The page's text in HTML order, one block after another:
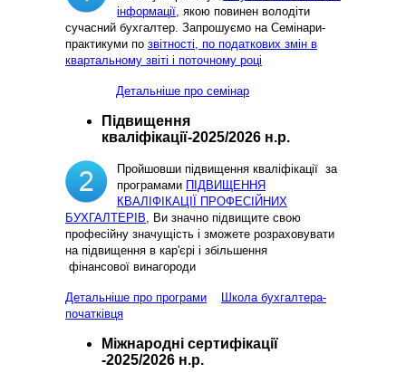
інформації, якою повинен володіти
сучасний бухгалтер. Запрошуємо на Семінари-
практикуми по звітності, по податкових змін в
квартальному звіті і поточному році
Детальніше про семінар
Підвищення
кваліфікації-2025/2026 н.р.
Пройшовши підвищення кваліфікації за
програмами ПІДВИЩЕННЯ
КВАЛІФІКАЦІЇ ПРОФЕСІЙНИХ
БУХГАЛТЕРІВ, Ви значно підвищите свою
професійну значущість і зможете розраховувати
на підвищення в кар'єрі і збільшення
фінансової винагороди
Детальніше про програми
Школа бухгалтера-
початківця
Міжнародні сертифікації
-2025/2026 н.р.